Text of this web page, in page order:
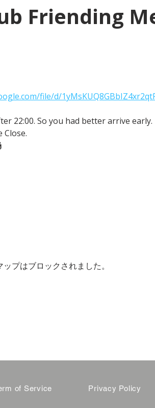
Friending
file/d/
22:00. So you had better arrive early.
Close.
プはブロックされました。
of Service Privacy Policy